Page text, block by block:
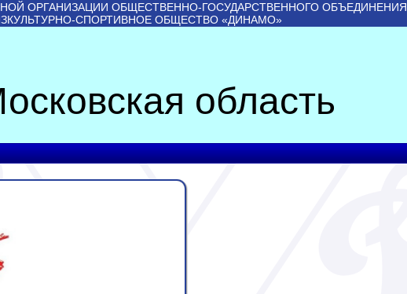
ОРГАНИЗАЦИИ ОБЩЕСТВЕННО-ГОСУДАРСТВЕННОГО ОБЪЕДИНЕНИЯ
СПОРТИВНОЕ ОБЩЕСТВО «ДИНАМО»
область